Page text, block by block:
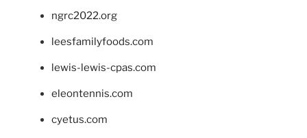
ngrc2022.org
leesfamilyfoods.com
lewis-lewis-cpas.com
eleontennis.com
cyetus.com